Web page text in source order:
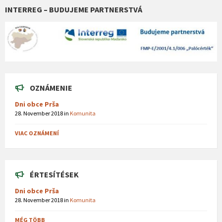
INTERREG – BUDUJEME PARTNERSTVÁ
OZNÁMENIE
Dni obce Prša
28. November 2018in Komunita
VIAC OZNÁMENÍ
ÉRTESÍTÉSEK
Dni obce Prša
28. November 2018in Komunita
MÉG TÖBB